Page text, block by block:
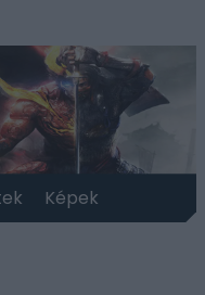
Képek